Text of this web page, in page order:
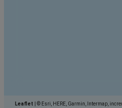
Leaflet
© Esri, HERE, Garmin, Intermap,